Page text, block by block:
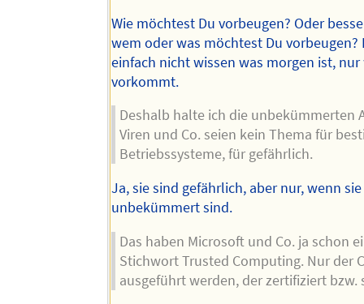
Wie möchtest Du vorbeugen? Oder
wem oder was möchtest Du vorbeugen?
einfach nicht wissen was morgen ist,
vorkommt.
Deshalb halte ich die unbekümmerten
Viren und Co. seien kein Thema für
Betriebssysteme, für gefährlich.
Ja, sie sind gefährlich, aber nur, wenn
unbekümmert sind.
Das haben Microsoft und Co. ja schon
Stichwort Trusted Computing. Nur der
ausgeführt werden, der zertifiziert bzw.